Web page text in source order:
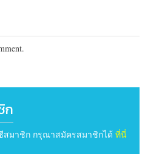
ก
สมาชิก กรุณาสมัครสมาชิกได้ ที่นี่